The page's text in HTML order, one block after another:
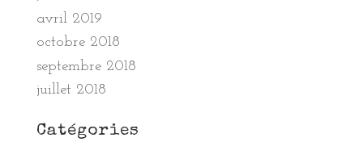
avril 2019
octobre 2018
septembre 2018
juillet 2018
Catégories